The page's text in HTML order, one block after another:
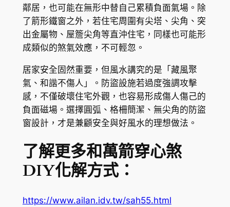
鄰居，也可能在無形中替自己累積負面氣場。除
了箭形鐵窗之外，若住宅周圍有尖塔、尖角、突
出金屬物、屋簷尖角等直沖住宅，同樣也可能形
成類似的煞氣效應，不可輕忽。
居家安全固然重要，但風水講究的是「藏風聚
氣、和諧不傷人」。防盜設施若過度強調攻擊
感，不僅破壞住宅外觀，也容易形成傷人傷己的
負面磁場。選擇圓弧、格柵簡潔、無尖角的防盜
窗設計，才是兼顧安全與好風水的理想做法。
了解更多和萬箭穿心煞
DIY化解方式：
https://www.ailan.idv.tw/sah55.html